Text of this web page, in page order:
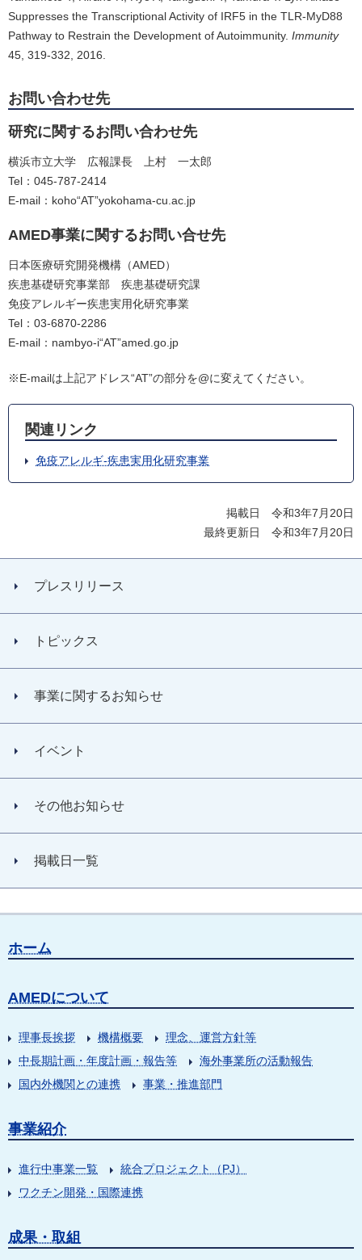
Suppresses the Transcriptional Activity of IRF5 in the TLR-MyD88
Pathway to Restrain the Development of Autoimmunity. Immunity
45, 319-332, 2016.
お問い合わせ先
研究に関するお問い合わせ先
横浜市立大学 広報課長 上村 一太郎
Tel：045-787-2414
E-mail：koho“AT”yokohama-cu.ac.jp
AMED事業に関するお問い合せ先
日本医療研究開発機構（AMED）
疾患基礎研究事業部 疾患基礎研究課
免疫アレルギー疾患実用化研究事業
Tel：03-6870-2286
E-mail：nambyo-i“AT”amed.go.jp
※E-mailは上記アドレス“AT”の部分を@に変えてください。
関連リンク
免疫アレルギ-疾患実用化研究事業
掲載日 令和3年7月20日
最終更新日 令和3年7月20日
プレスリリース
トピックス
事業に関するお知らせ
イベント
その他お知らせ
掲載日一覧
ホーム
AMEDについて
理事長挨拶 機構概要
理念、運営方針等
中長期計画・年度計画・報告等
海外事業所の活動報告
国内外機関との連携
事業・推進部門
事業紹介
進行中事業一覧
統合プロジェクト（PJ）
ワクチン開発・国際連携
成果・取組